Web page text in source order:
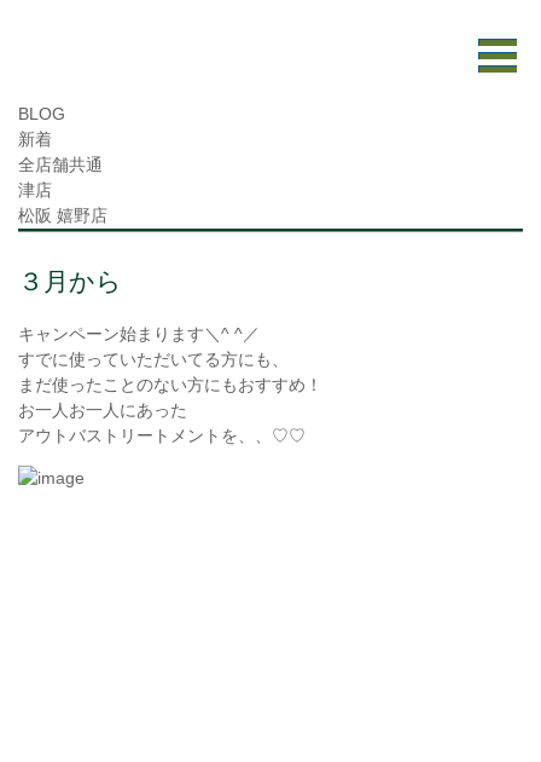
BLOG
新着
全店舗共通
津店
松阪 嬉野店
３月から
キャンペーン始まります＼^ ^／
すでに使っていただいてる方にも、
まだ使ったことのない方にもおすすめ！
お一人お一人にあった
アウトバストリートメントを、、♡♡